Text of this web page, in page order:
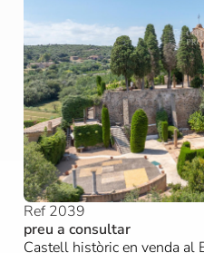
Ref 2039
preu a consultar
Castell històric en venda al